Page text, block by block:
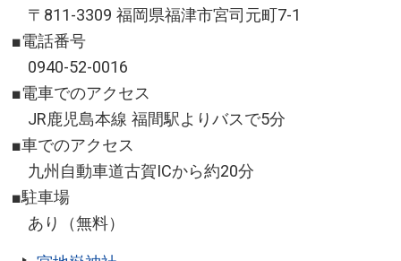
〒811-3309 福岡県福津市宮司元町7-1
■電話番号
0940-52-0016
■電車でのアクセス
JR鹿児島本線 福間駅よりバスで5分
■車でのアクセス
九州自動車道古賀ICから約20分
■駐車場
あり（無料）